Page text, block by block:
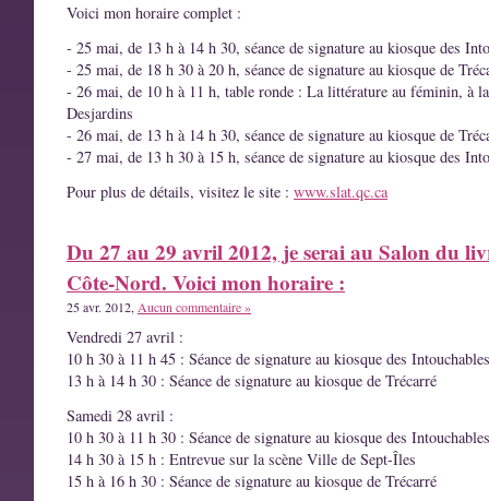
Voici mon horaire complet :
- 25 mai, de 13 h à 14 h 30, séance de signature au kiosque des
- 25 mai, de 18 h 30 à 20 h, séance de signature au kiosque de
- 26 mai, de 10 h à 11 h, table ronde : La littérature au féminin, à
Desjardins
- 26 mai, de 13 h à 14 h 30, séance de signature au kiosque de
- 27 mai, de 13 h 30 à 15 h, séance de signature au kiosque des
Pour plus de détails, visitez le site : www.slat.qc.ca
Du 27 au 29 avril 2012, je serai au Salon du
Côte-Nord. Voici mon horaire :
25 avr. 2012, Aucun commentaire »
Vendredi 27 avril :
10 h 30 à 11 h 45 : Séance de signature au kiosque des Intouchables
13 h à 14 h 30 : Séance de signature au kiosque de Trécarré
Samedi 28 avril :
10 h 30 à 11 h 30 : Séance de signature au kiosque des Intouchables
14 h 30 à 15 h : Entrevue sur la scène Ville de Sept-Îles
15 h à 16 h 30 : Séance de signature au kiosque de Trécarré